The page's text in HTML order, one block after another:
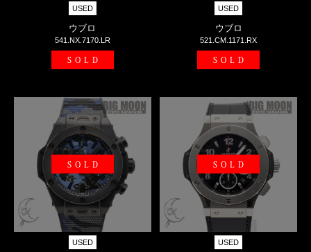
USED
ウブロ
541.NX.7170.LR
SOLD
USED
ウブロ
521.CM.1171.RX
SOLD
SOLD
USED
SOLD
USED